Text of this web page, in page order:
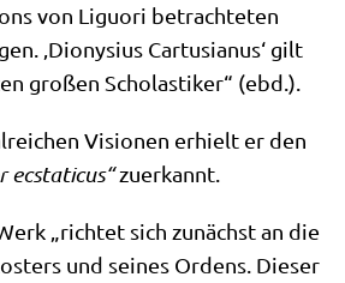
von Liguo­ri betrach­te­ten
‚Dio­ny­si­us Car­tus­ia­nus‘ gilt
gro­ßen Scho­la­sti­ker“ (ebd.).
Visio­nen erhielt er den
ecsta­ti­cus“zuer­kannt.
„rich­tet sich zunächst an die
und sei­nes Ordens. Die­ser